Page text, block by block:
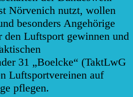
Nörvenich nutzt, wollen
besonders Angehörige
den Luftsport gewinnen und
31 „Boelcke“ (TaktLwG
Luftsportvereinen auf
pflegen.